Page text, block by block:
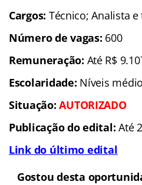
Cargos: Técnico; Analista
Número de vagas: 600
Remuneração: Até R$
Escolaridade: Níveis
Situação:AUTORIZADO
Publicação do edital:Até
Link do último edital
Gostou desta